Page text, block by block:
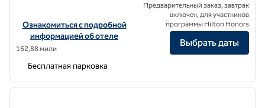
Посмотреть информацию об отеле 100 Rizes Seaside Resort,
Ознакомиться с подробной
информацией об отеле
162,88 мили
Предварительный заказ, завтрак
включен, для участников
программы Hilton Honors
Выбрать даты
Бесплатная парковка
1 из 7